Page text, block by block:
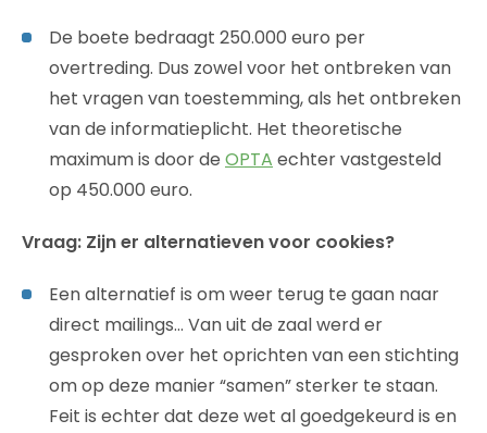
De boete bedraagt 250.000 euro per
overtreding. Dus zowel voor het ontbreken van
het vragen van toestemming, als het ontbreken
van de informatieplicht. Het theoretische
maximum is door de OPTA echter vastgesteld
op 450.000 euro.
Vraag: Zijn er alternatieven voor cookies?
Een alternatief is om weer terug te gaan naar
direct mailings… Van uit de zaal werd er
gesproken over het oprichten van een stichting
om op deze manier “samen” sterker te staan.
Feit is echter dat deze wet al goedgekeurd is en